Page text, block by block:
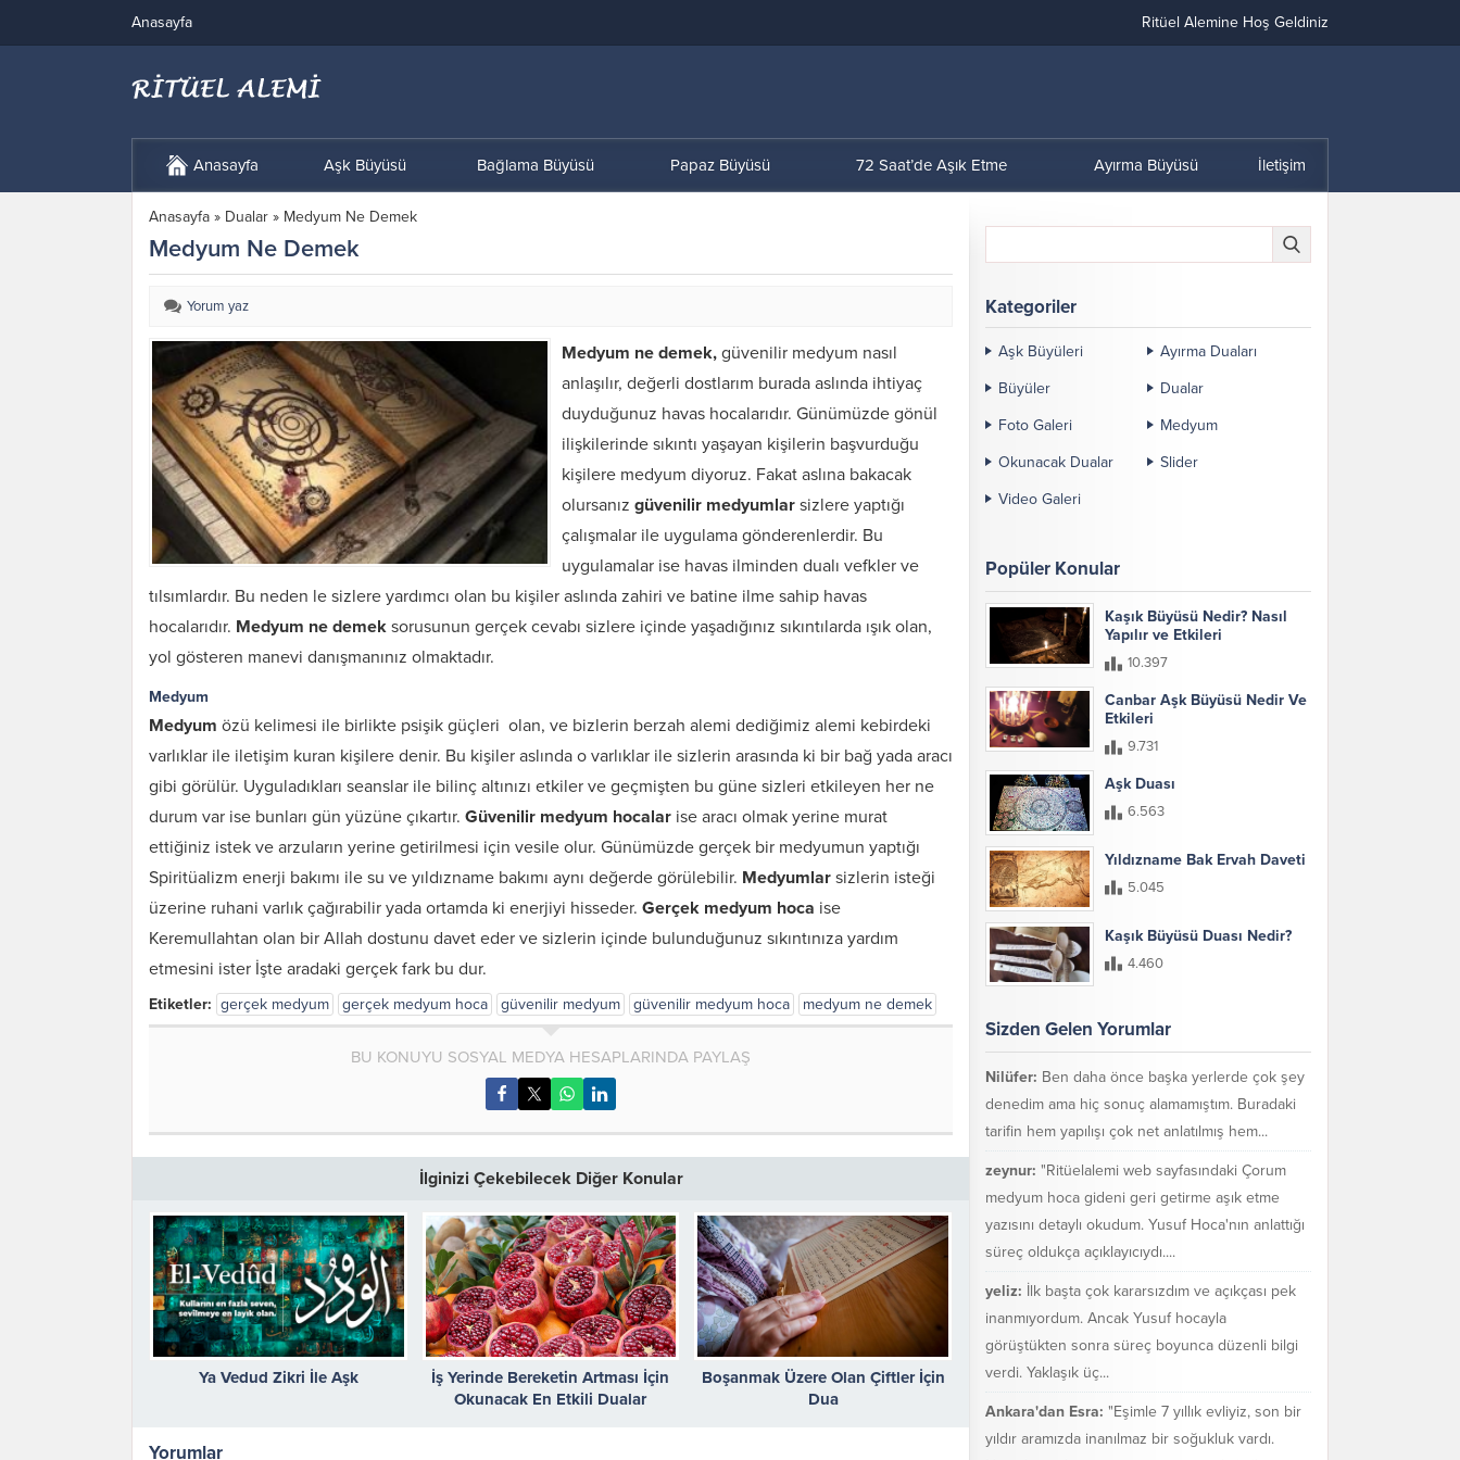
Anasayfa Ritüel Alemine Hoş Geldiniz
Anasayfa Aşk Büyüsü Bağlama Büyüsü Papaz Büyüsü 72 Saat’de Aşık Etme Ayırma Büyüsü İletişim
Anasayfa » Dualar » Medyum Ne Demek
Medyum Ne Demek
Yorum yaz
Medyum ne demek, güvenilir medyum nasıl
anlaşılır, değerli dostlarım burada aslında ihtiyaç
duyduğunuz havas hocalarıdır. Günümüzde gönül
ilişkilerinde sıkıntı yaşayan kişilerin başvurduğu
kişilere medyum diyoruz. Fakat aslına bakacak
olursanız güvenilir medyumlar sizlere yaptığı
çalışmalar ile uygulama gönderenlerdir. Bu
uygulamalar ise havas ilminden dualı vefkler ve
tılsımlardır. Bu neden le sizlere yardımcı olan bu kişiler aslında zahiri ve batine ilme sahip havas
hocalarıdır. Medyum ne demek sorusunun gerçek cevabı sizlere içinde yaşadığınız sıkıntılarda ışık olan,
yol gösteren manevi danışmanınız olmaktadır.
Medyum
Medyum özü kelimesi ile birlikte psişik güçleri olan, ve bizlerin berzah alemi dediğimiz alemi kebirdeki
varlıklar ile iletişim kuran kişilere denir. Bu kişiler aslında o varlıklar ile sizlerin arasında ki bir bağ yada aracı
gibi görülür. Uyguladıkları seanslar ile bilinç altınızı etkiler ve geçmişten bu güne sizleri etkileyen her ne
durum var ise bunları gün yüzüne çıkartır. Güvenilir medyum hocalar ise aracı olmak yerine murat
ettiğiniz istek ve arzuların yerine getirilmesi için vesile olur. Günümüzde gerçek bir medyumun yaptığı
Spiritüalizm enerji bakımı ile su ve yıldızname bakımı aynı değerde görülebilir. Medyumlar sizlerin isteği
üzerine ruhani varlık çağırabilir yada ortamda ki enerjiyi hisseder. Gerçek medyum hoca ise
Keremullahtan olan bir Allah dostunu davet eder ve sizlerin içinde bulunduğunuz sıkıntınıza yardım
etmesini ister İşte aradaki gerçek fark bu dur.
Etiketler: gerçek medyum gerçek medyum hoca güvenilir medyum güvenilir medyum hoca medyum ne demek
BU KONUYU SOSYAL MEDYA HESAPLARINDA PAYLAŞ
İlginizi Çekebilecek Diğer Konular
Ya Vedud Zikri İle Aşk
İş Yerinde Bereketin Artması İçin
Okunacak En Etkili Dualar
Boşanmak Üzere Olan Çiftler İçin
Dua
Yorumlar
Kategoriler
Aşk Büyüleri
Ayırma Duaları
Büyüler
Dualar
Foto Galeri
Medyum
Okunacak Dualar
Slider
Video Galeri
Popüler Konular
Kaşık Büyüsü Nedir? Nasıl
Yapılır ve Etkileri
10.397
Canbar Aşk Büyüsü Nedir Ve
Etkileri
9.731
Aşk Duası
6.563
Yıldızname Bak Ervah Daveti
5.045
Kaşık Büyüsü Duası Nedir?
4.460
Sizden Gelen Yorumlar
Nilüfer: Ben daha önce başka yerlerde çok şey
denedim ama hiç sonuç alamamıştım. Buradaki
tarifin hem yapılışı çok net anlatılmış hem...
zeynur: "Ritüelalemi web sayfasındaki Çorum
medyum hoca gideni geri getirme aşık etme
yazısını detaylı okudum. Yusuf Hoca'nın anlattığı
süreç oldukça açıklayıcıydı....
yeliz: İlk başta çok kararsızdım ve açıkçası pek
inanmıyordum. Ancak Yusuf hocayla
görüştükten sonra süreç boyunca düzenli bilgi
verdi. Yaklaşık üç...
Ankara'dan Esra: "Eşimle 7 yıllık evliyiz, son bir
yıldır aramızda inanılmaz bir soğukluk vardı.